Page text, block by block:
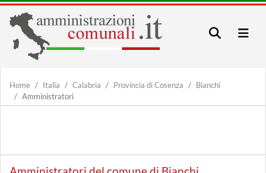
Home Italia Calabria Provincia di Cosenza
Bianchi
Amministratori